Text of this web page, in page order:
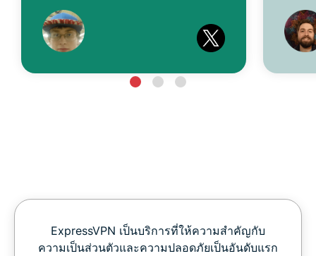
ExpressVPN เป็นบริการที่ให้ความสำคัญกับ
ความเป็นส่วนตัวและความปลอดภัยเป็นอันดับแรก